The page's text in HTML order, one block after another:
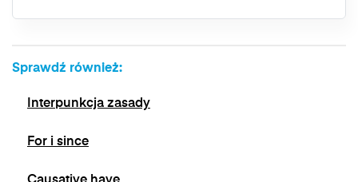
bez wpływu na zgodność z prawem
jest możliwe poprzez kontakt z Administratorem
naciśniecie przycisku "wypisz się" znajdującego
Sprawdź również:
Interpunkcja zasady
For i since